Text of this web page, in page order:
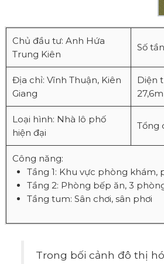
Chủ đầu tư: Anh Hứa
Trung Kiên
Số
Địa chỉ: Vĩnh Thuận, Kiên
Giang
Diện
27,6m
Loại hình: Nhà lô phố
hiện đại
Tổng
Công năng:
Tầng 1: Khu vực phòng khám,
Tầng 2: Phòng bếp ăn, 3
Tầng tum: Sân chơi, sân phơi
Trong bối cảnh đô thị